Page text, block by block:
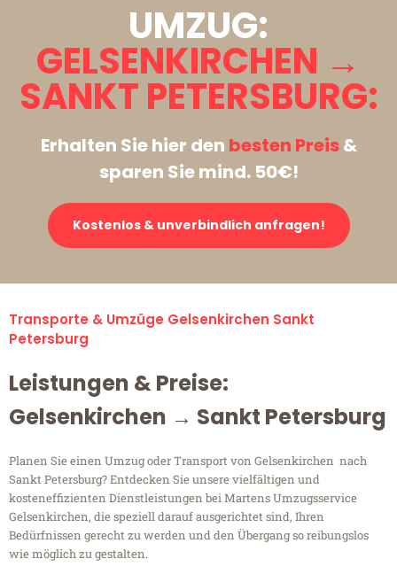
UMZUG:
GELSENKIRCHEN →
SANKT PETERSBURG:
Erhalten Sie hier den besten Preis&
sparen Sie mind. 50€!
Kostenlos & unverbindlich anfragen!
Transporte & Umzüge Gelsenkirchen Sankt
Petersburg
Leistungen & Preise:
Gelsenkirchen → Sankt Petersburg
Planen Sie einen Umzug oder Transport von Gelsenkirchen nach
Sankt Petersburg? Entdecken Sie unsere vielfältigen und
kosteneffizienten Dienstleistungen bei Martens Umzugsservice
Gelsenkirchen, die speziell darauf ausgerichtet sind, Ihren
Bedürfnissen gerecht zu werden und den Übergang so reibungslos
wie möglich zu gestalten.